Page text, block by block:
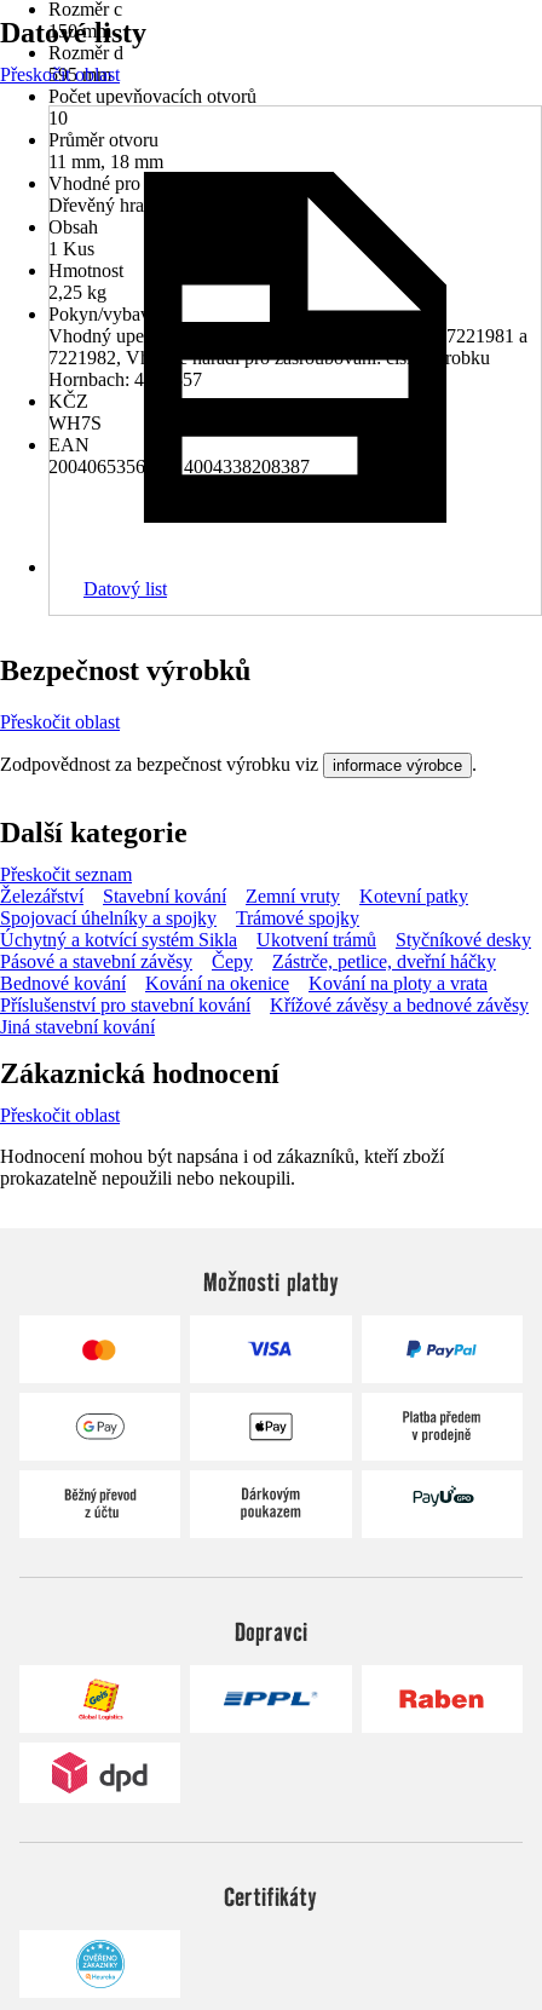
Rozměr c
150 mm
Rozměr d
595 mm
Počet upevňovacích otvorů
10
Průměr otvoru
11 mm, 18 mm
Vhodné pro
Dřevěný hranolový sloupek
Obsah
1 Kus
Hmotnost
2,25 kg
Pokyn/vybavení
Vhodný upevňovací materiál: Hornbach výrobek č. 7221981 a
7221982, Vhodné nářadí pro zašroubování: číslo výrobku
Hornbach: 4065357
KČZ
WH7S
EAN
2004065356001, 4004338208387
Datové listy
Přeskočit oblast
Datový list
Bezpečnost výrobků
Přeskočit oblast
Zodpovědnost za bezpečnost výrobku viz informace výrobce .
Další kategorie
Přeskočit seznam
Železářství
Stavební kování Zemní vruty
Kotevní patky
Spojovací úhelníky a spojky
Trámové spojky
Úchytný a kotvící systém Sikla
Ukotvení trámů
Styčníkové desky
Pásové a stavební závěsy
Čepy
Zástrče, petlice, dveřní háčky
Bednové kování
Kování na okenice
Kování na ploty a vrata
Příslušenství pro stavební kování
Křížové závěsy a bednové závěsy
Jiná stavební kování
Zákaznická hodnocení
Přeskočit oblast
Hodnocení mohou být napsána i od zákazníků, kteří zboží
prokazatelně nepoužili nebo nekoupili.
Možnosti platby
Dopravci
Certifikáty